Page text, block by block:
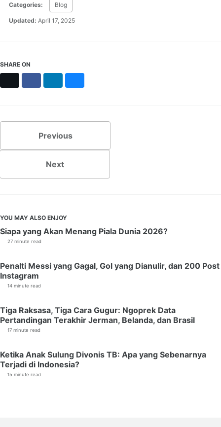
Categories: Blog
Updated: April 17, 2025
SHARE ON
Previous
Next
YOU MAY ALSO ENJOY
Siapa yang Akan Menang Piala Dunia 2026?
27 minute read
Penalti Messi yang Gagal, Gol yang Dianulir, dan 200 Post
Instagram
14 minute read
Tiga Raksasa, Tiga Cara Gugur: Ngoprek Data
Pertandingan Terakhir Jerman, Belanda, dan Brasil
17 minute read
Ketika Anak Sulung Divonis TB: Apa yang Sebenarnya
Terjadi di Indonesia?
15 minute read